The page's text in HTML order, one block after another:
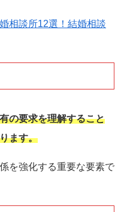
相談所12選！結婚相談
の要求を理解すること
ます。
を強化する重要な要素で